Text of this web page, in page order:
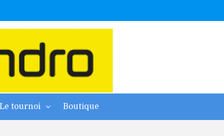
Le tournoi Boutique